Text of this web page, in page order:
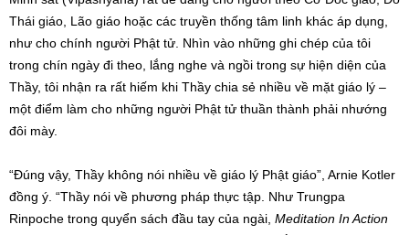
Thái giáo, Lão giáo hoặc các truyền thống tâm linh khác áp dụng,
như cho chính người Phật tử. Nhìn vào những ghi chép của tôi
trong chín ngày đi theo, lắng nghe và ngồi trong sự hiện diện của
Thầy, tôi nhận ra rất hiếm khi Thầy chia sẻ nhiều về mặt giáo lý –
một điểm làm cho những người Phật tử thuần thành phải nhướng
đôi mày.
“Đúng vậy, Thầy không nói nhiều về giáo lý Phật giáo”, Arnie Kotler
đồng ý. “Thầy nói về phương pháp thực tập. Như Trungpa
Rinpoche trong quyển sách đầu tay của ngài, Meditation In Action